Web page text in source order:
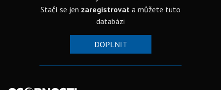
Stačí se jen zaregistrovat a můžete tuto
databázi
DOPLNIT